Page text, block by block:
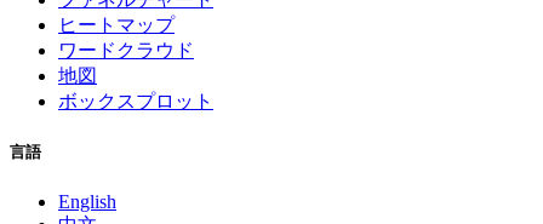
ヒートマップ
ワードクラウド
地図
ボックスプロット
言語
English